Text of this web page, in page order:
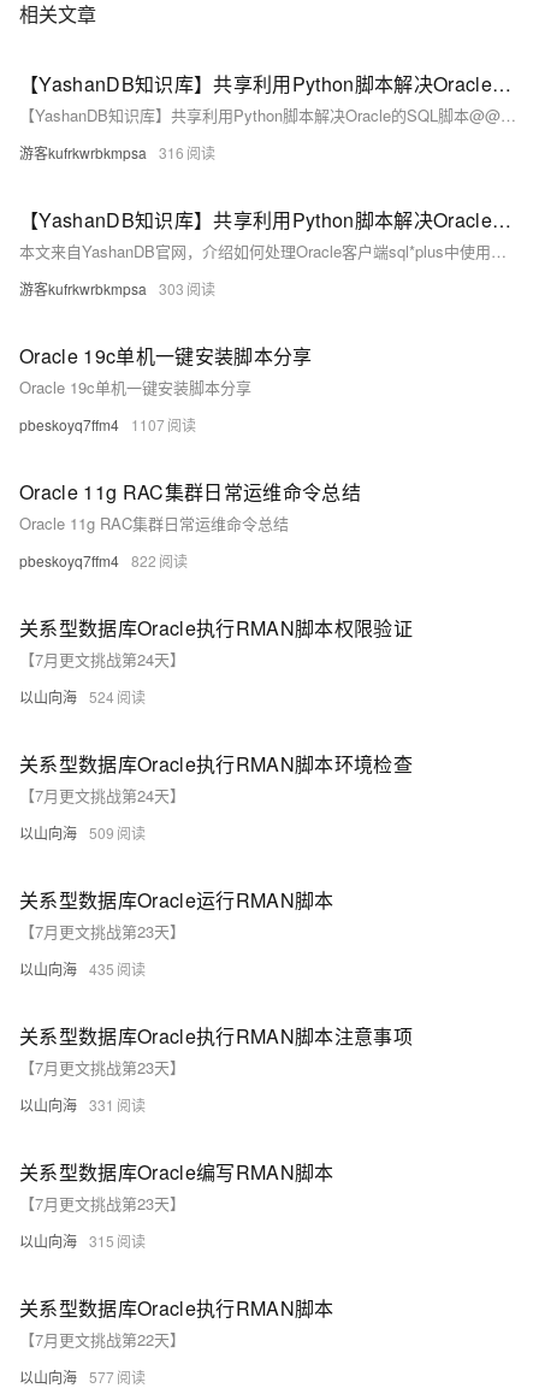
相关文章
【YashanDB知识库】共享利用Python脚本解决Oracle的SQL脚本@@用法
【YashanDB知识库】共享利用Python脚本解决Oracle的SQL脚本@@用法
游客kufrkwrbkmpsa 316
【YashanDB知识库】共享利用Python脚本解决Oracle的SQL脚本@@用法
本文来自YashanDB官网，介绍如何处理Oracle客户端sql*plus中使用@@调用同级目录SQL脚本的场景。崖山数据库23.2.x.100已支持@@用法，但旧版本可通过Python脚本批量重写SQL文件，将@@替换为绝对路径。文章通过Oracle示例展示了具体用法，并提供Python脚本实现自动化处理，最后调整批处理脚本以适配YashanDB运行环境。
游客kufrkwrbkmpsa 303
Oracle 19c单机一键安装脚本分享
Oracle 19c单机一键安装脚本分享
pbeskoyq7ffm4 1107
Oracle 11g RAC集群日常运维命令总结
Oracle 11g RAC集群日常运维命令总结
pbeskoyq7ffm4 822
关系型数据库Oracle执行RMAN脚本权限验证
【7月更文挑战第24天】
以山向海 524
关系型数据库Oracle执行RMAN脚本环境检查
【7月更文挑战第24天】
以山向海 509
关系型数据库Oracle运行RMAN脚本
【7月更文挑战第23天】
以山向海 435
关系型数据库Oracle执行RMAN脚本注意事项
【7月更文挑战第23天】
以山向海 331
关系型数据库Oracle编写RMAN脚本
【7月更文挑战第23天】
以山向海 315
关系型数据库Oracle执行RMAN脚本
【7月更文挑战第22天】
以山向海 577